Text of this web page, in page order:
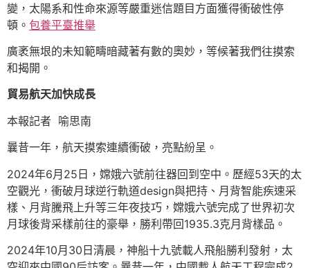
變，太陽系和性命來源等嚴重迷信題目方面獲得衝破性停
頓。 包養平臺推舉
廣袤無垠的未知範疇暗藏著有數的奧妙，等候著我們往摸索
和揭開。
貿易航天加快成長
本報記者 喻思南
曩昔一年，航天摸索連續衝破，亮點紛呈。
2024年6月25日，嫦娥六號前往器回到空中。歷經53天的太
空觀光，衝破月球逆行軌道design與把持、月背智能疾速采
樣、月背騰飛上升等三年夜技巧，嫦娥六號完成了世界初次
月球後背采樣前往的豪舉，勝利帶回1935.3克月背樣品。
2024年10月30日清晨，神船十九號載人飛船勝利發射，太